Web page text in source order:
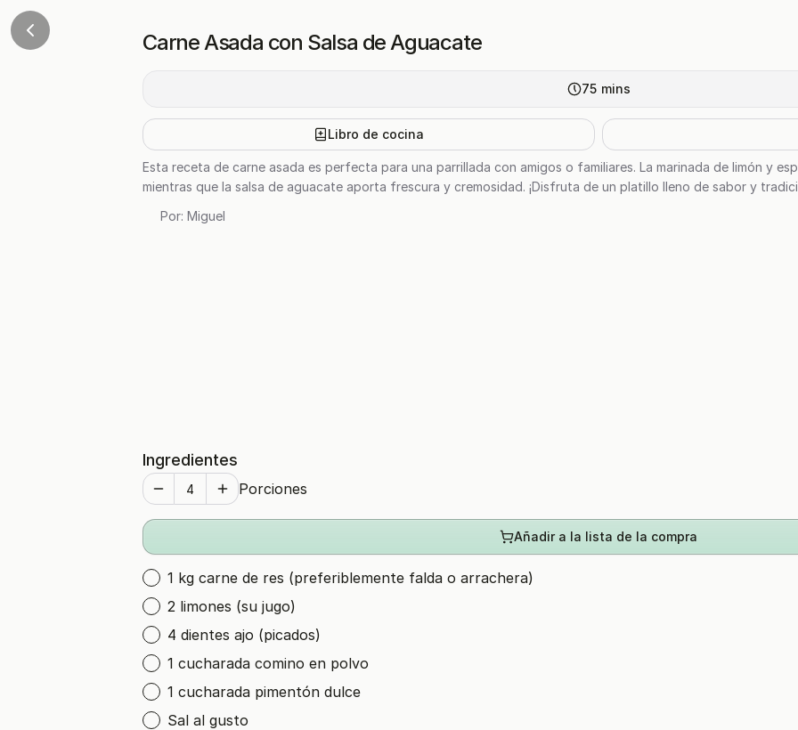
Carne Asada con Salsa de Aguacate
75 mins
Libro de cocina
Esta receta de carne asada es perfecta para una parrillada con amigos o familiares. La marinada de limón y
mientras que la salsa de aguacate aporta frescura y cremosidad. ¡Disfruta de un platillo lleno de sabor y
Por: Miguel
Ingredientes
Porciones
Añadir a la lista de la compra
1 kg carne de res (preferiblemente falda o arrachera)
2 limones (su jugo)
4 dientes ajo (picados)
1 cucharada comino en polvo
1 cucharada pimentón dulce
Sal al gusto